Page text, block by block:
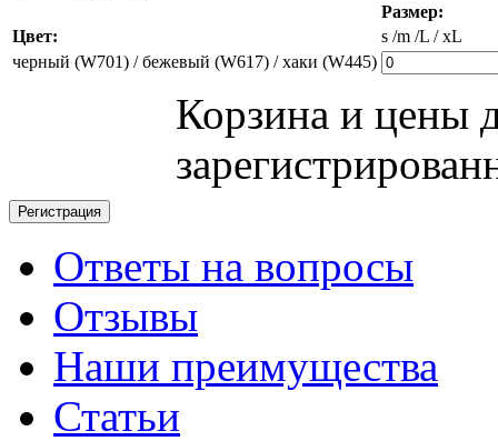
Размер:
Цвет:
s /m /L / xL
черный (W701) / бежевый (W617) / хаки (W445)
Корзина и цены
Ответы на вопросы
Отзывы
Наши преимущества
Статьи